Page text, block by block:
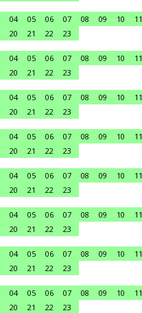
04 05 06 07 08 09 10 11
20 21 22
23
04 05 06 07 08 09 10 11
20 21 22
23
04 05 06 07 08 09 10 11
20 21 22
23
04 05 06 07 08 09 10 11
20 21 22
23
04 05 06 07 08 09 10 11
20 21 22
23
04 05 06 07 08 09 10 11
20 21 22
23
04 05 06 07 08 09 10 11
20 21 22
23
04 05 06 07 08 09 10 11
20 21 22
23